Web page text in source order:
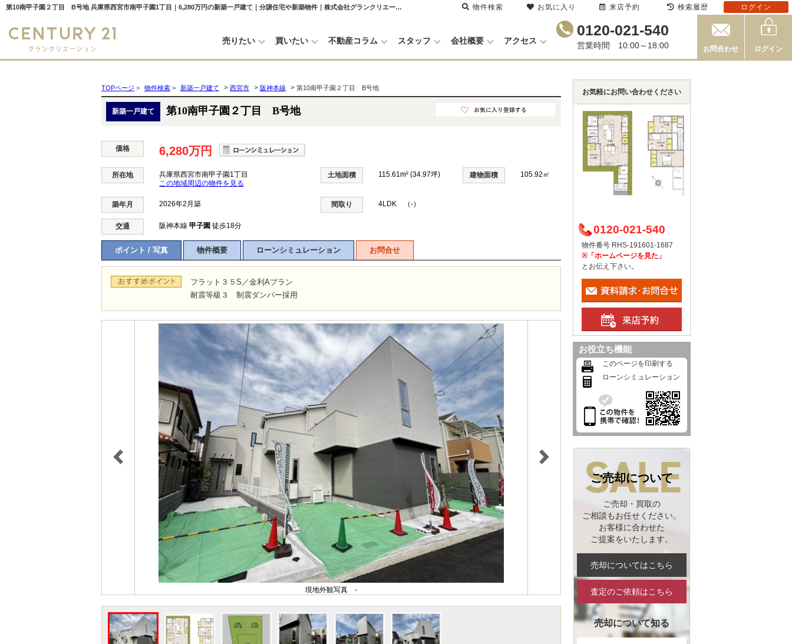
第10南甲子園２丁目 B号地 兵庫県西宮市南甲子園1丁目｜6,280万円の新築一戸建て｜分譲住宅や新築物件｜株式会社グランクリエーション
売りたい 買いたい 不動産コラム スタッフ 会社概要 アクセス
0120-021-540
営業時間 10:00～18:00 お問合わせ ログイン
TOPページ > 物件検索 > 新築一戸建て > 西宮市 > 阪神本線 > 第10南甲子園２丁目 B号地
新築一戸建て 第10南甲子園２丁目 B号地
価格 6,280万円
所在地
兵庫県西宮市南甲子園1丁目
この地域周辺の物件を見る
土地面積 115.61m² (34.97坪) 建物面積 105.92㎡
築年月 2026年2月築 間取り 4LDK （-）
交通 阪神本線 甲子園 徒歩18分
ポイント / 写真 物件概要 ローンシミュレーション お問合せ
フラット３５S／金利Aプラン
耐震等級３ 制震ダンパー採用
現地外観写真 -
お気軽にお問い合わせください
0120-021-540
物件番号 RHS-191601-1687
※「ホームページを見た」
とお伝え下さい。
お役立ち機能
このページを印刷する
ローンシミュレーション
ご売却について
ご売却・買取の
ご相談もお任せください。
お客様に合わせた
ご提案をいたします。
売却についてはこちら
査定のご依頼はこちら
売却について知る
物件検索 お気に入り 来店予約 検索履歴 ログイン